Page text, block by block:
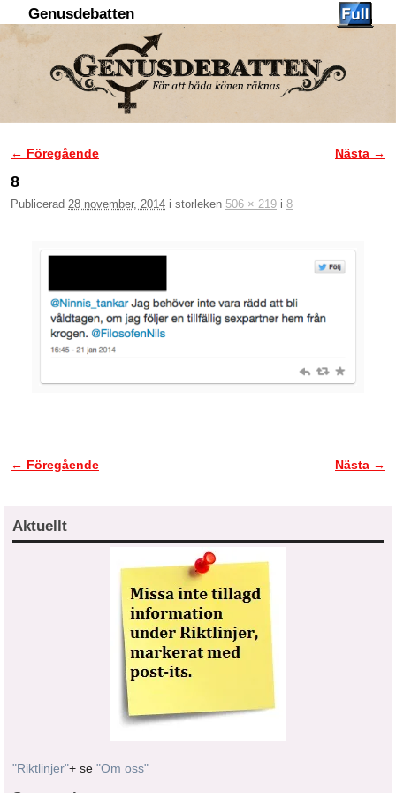
Genusdebatten
Bildnavigering
← Föregående Nästa →
8
Publicerad 28 november, 2014 i storleken 506 × 219 i 8
Bildnavigering
← Föregående Nästa →
Aktuellt
"Riktlinjer"+ se "Om oss"